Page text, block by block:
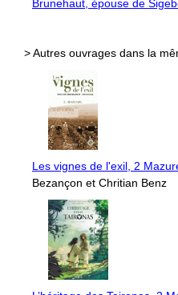
Brunehaut, épouse de
> Autres ouvrages dans la
Les vignes de l'exil, 2
Bezançon et Chritian Benz